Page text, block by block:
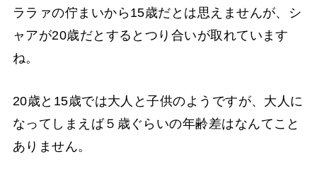
ララァの佇まいから15歳だとは思えませんが、シ
ャアが20歳だとするとつり合いが取れています
ね。
20歳と15歳では大人と子供のようですが、大人に
なってしまえば５歳ぐらいの年齢差はなんてこと
ありません。